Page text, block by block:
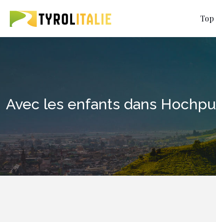
Avec les enfants dans